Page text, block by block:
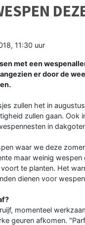
11:30 uur
met een
er door de
zullen het in
zullen gaan. Ook
in
waar we deze
maar weinig
te planten. Het
dienen voor
momenteel
geuren afkomen.